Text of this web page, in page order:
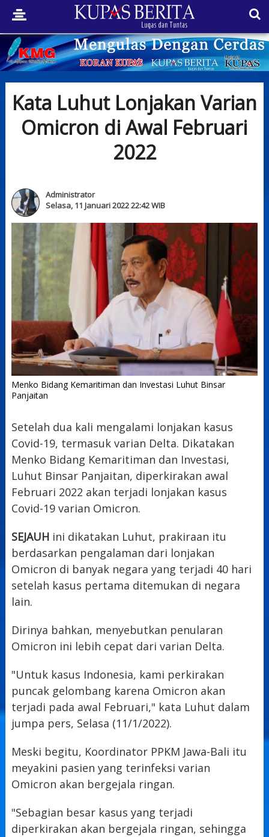
Kata Luhut Lonjakan Varian
Omicron di Awal Februari
2022
Administrator
Selasa, 11 Januari 2022 22:42 WIB
Menko Bidang Kemaritiman dan Investasi Luhut Binsar
Panjaitan
Setelah dua kali mengalami lonjakan kasus
Covid-19, termasuk varian Delta. Dikatakan
Menko Bidang Kemaritiman dan Investasi,
Luhut Binsar Panjaitan, diperkirakan awal
Februari 2022 akan terjadi lonjakan kasus
Covid-19 varian Omicron.
SEJAUHini dikatakan Luhut, prakiraan itu
berdasarkan pengalaman dari lonjakan
Omicron di banyak negara yang terjadi 40 hari
setelah kasus pertama ditemukan di negara
lain.
Dirinya bahkan, menyebutkan penularan
Omicron ini lebih cepat dari varian Delta.
"Untuk kasus Indonesia, kami perkirakan
puncak gelombang karena Omicron akan
terjadi pada awal Februari," kata Luhut dalam
jumpa pers, Selasa (11/1/2022).
Meski begitu, Koordinator PPKM Jawa-Bali itu
meyakini pasien yang terinfeksi varian
Omicron akan bergejala ringan.
"Sebagian besar kasus yang terjadi
diperkirakan akan bergejala ringan, sehingga